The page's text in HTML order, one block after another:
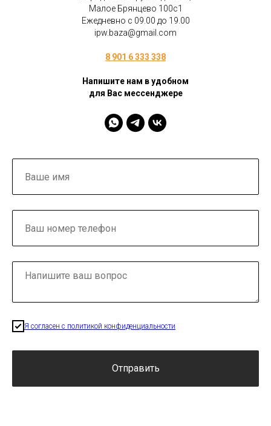
Малое Брянцево 100с1
Ежедневно с 09.00 до 19.00
ipw.baza@gmail.com
8 901 6 333 338
Напишите нам в удобном
для Вас мессенджере
Я согласен с политикой конфиденциальности
Отправить